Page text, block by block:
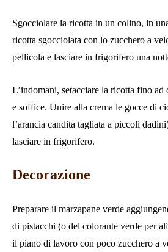
Sgocciolare la ricotta in un colino, in
ricotta sgocciolata con lo zucchero a
pellicola e lasciare in frigorifero una
L’indomani, setacciare la ricotta fino ad
e soffice. Unire alla crema le gocce di
l’arancia candita tagliata a piccoli
lasciare in frigorifero.
Decorazione
Preparare il marzapane verde
di pistacchi (o del colorante verde per
il piano di lavoro con poco zucchero a